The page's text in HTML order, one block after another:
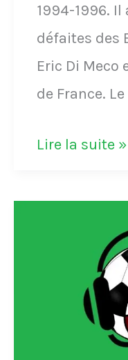
1994-1996.
défaites des
Eric Di Meco
de France. Le
Éric
Meco
l'équipe
Lire la suite »